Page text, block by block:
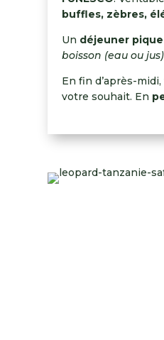
buffles, zèbres,
Un déjeuner
boisson (eau ou jus)
En fin d’après-
votre souhait. En